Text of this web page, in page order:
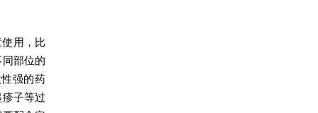
用，比
部位的
强的药
子等过